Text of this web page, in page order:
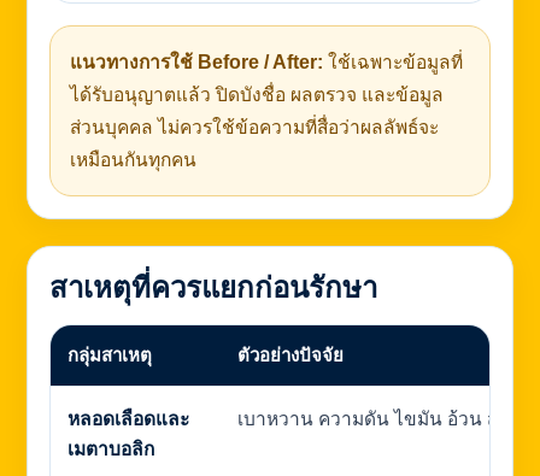
แนวทางการใช้ Before / After: ใช้เฉพาะข้อมูลที่
ได้รับอนุญาตแล้ว ปิดบังชื่อ ผลตรวจ และข้อมูล
ส่วนบุคคล ไม่ควรใช้ข้อความที่สื่อว่าผลลัพธ์จะ
เหมือนกันทุกคน
สาเหตุที่ควรแยกก่อนรักษา
กลุ่มสาเหตุ ตัวอย่างปัจจัย
หลอดเลือดและ
เมตาบอลิก
เบาหวาน ความดัน ไขมัน อ้วน สูบบุห